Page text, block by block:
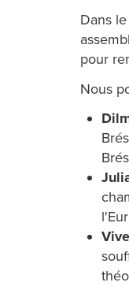
Dans
pour
Nous